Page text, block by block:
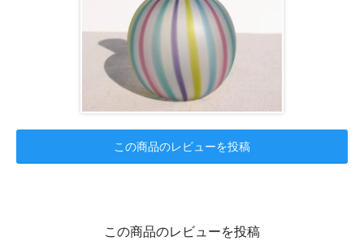
この商品のレビューを投稿
この商品のレビューを投稿